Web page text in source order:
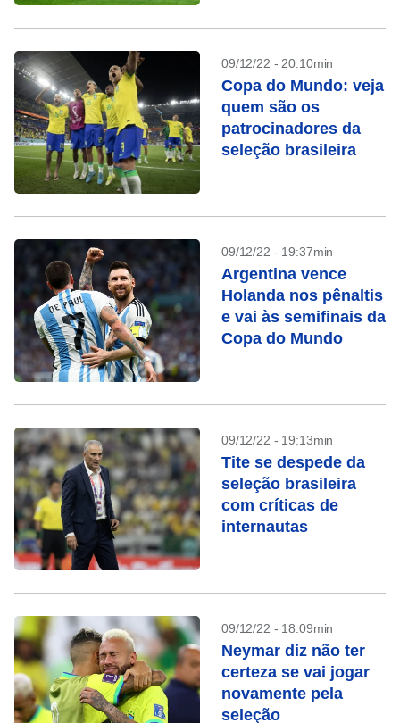
09/12/22 - 20:10min
Copa do Mundo: veja
quem são os
patrocinadores da
seleção brasileira
09/12/22 - 19:37min
Argentina vence
Holanda nos pênaltis
e vai às semifinais da
Copa do Mundo
09/12/22 - 19:13min
Tite se despede da
seleção brasileira
com críticas de
internautas
09/12/22 - 18:09min
Neymar diz não ter
certeza se vai jogar
novamente pela
seleção